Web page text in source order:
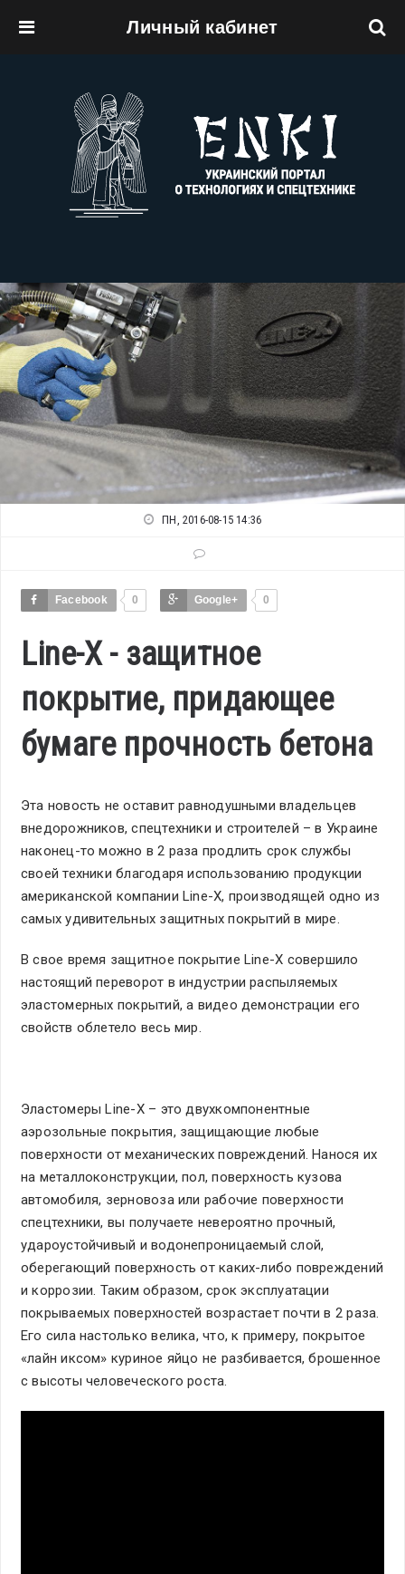
Личный кабинет
ПН, 2016-08-15 14:36
Facebook 0 Google+ 0
Line-X - защитное
покрытие, придающее
бумаге прочность бетона
Эта новость не оставит равнодушными владельцев
внедорожников, спецтехники и строителей – в Украине
наконец-то можно в 2 раза продлить срок службы
своей техники благодаря использованию продукции
американской компании Line-X, производящей одно из
самых удивительных защитных покрытий в мире.
В свое время защитное покрытие Line-X совершило
настоящий переворот в индустрии распыляемых
эластомерных покрытий, а видео демонстрации его
свойств облетело весь мир.
Эластомеры Line-X – это двухкомпонентные
аэрозольные покрытия, защищающие любые
поверхности от механических повреждений. Нанося их
на металлоконструкции, пол, поверхность кузова
автомобиля, зерновоза или рабочие поверхности
спецтехники, вы получаете невероятно прочный,
удароустойчивый и водонепроницаемый слой,
оберегающий поверхность от каких-либо повреждений
и коррозии. Таким образом, срок эксплуатации
покрываемых поверхностей возрастает почти в 2 раза.
Его сила настолько велика, что, к примеру, покрытое
«лайн иксом» куриное яйцо не разбивается, брошенное
с высоты человеческого роста.